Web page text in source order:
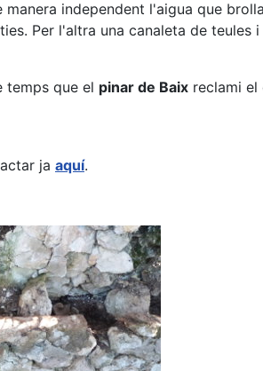
independent l'aigua que
Per l'altra una canaleta de teules
temps que el pinar de Baix reclami el
ja aquí.